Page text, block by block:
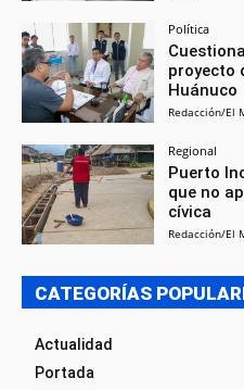
Política
proyecto
Huánuco
Redacción/El
Regional
Puerto
que no
cívica
Redacción/El
CATEGORÍAS
Actualidad
Portada